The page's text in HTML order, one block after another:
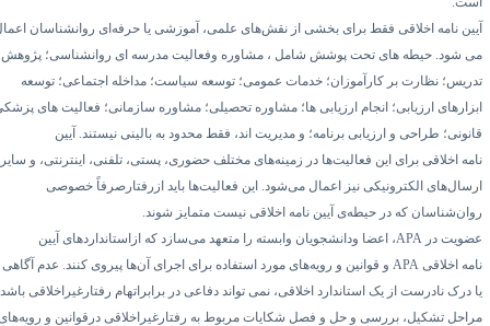
نامه اخلاقی فقط برای بخشی از نقش‌های علمی، آموزشی یا حرفه‌ای روانشناسان اعمال
شود. حیطه های تحت پوشش شامل ، مشاوره وفعالیت مدرسه ای روانشناسی؛ پژوهش؛
نظارت بر کارآموزان؛ خدمات عمومی؛ توسعه سیاست؛ مداخله اجتماعی؛ توسعه
ارزیابی؛ انجام ارزیابی ها؛ مشاوره تحصیلی؛ مشاوره سازمانی؛ فعالیت های پزشکی
طراحی و ارزیابی برنامه؛ و مدیریت اند، فقط محدود به بالینی نیستند. آیین
اخلاقی برای این فعالیت‌ها در زمینه‌های مختلف حضوری، پستی، تلفنی، اینترنتی، و سایر
الکترونیکی نیز اعمال می‌شود. این فعالیت‌ها باید ازرفتارصرفاً خصوصی
که در حیطه‌ی آیین نامه اخلاقی نیست متمایز شوند.
در APA، اعضا ودانشجویان وابسته را متعهد می‌سازد که ازاستانداردهای آیین
اخلاقی APA و قوانین و رویه‌های مورد استفاده برای اجرای آن‌ها پیروی کنند. عدم آگاهی
درک نادرست از یک استاندارد اخلاقی، نمی تواند دفاعی در برابراتهام رفتارغیراخلاقی باشد.
تشکیل، بررسی و حل و فصل شکایات مربوط به رفتارغیراخلاقی درقوانین و رویه‌های